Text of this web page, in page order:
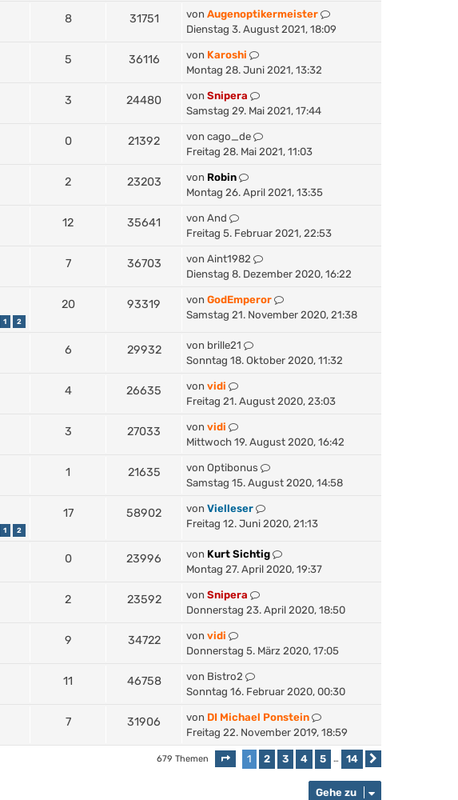
8 31751 von Augenoptikermeister
Dienstag 3. August 2021, 18:09
5 36116 von Karoshi
Montag 28. Juni 2021, 13:32
3 24480 von Snipera
Samstag 29. Mai 2021, 17:44
0 21392 von cago_de
Freitag 28. Mai 2021, 11:03
2 23203 von Robin
Montag 26. April 2021, 13:35
12 35641 von And
Freitag 5. Februar 2021, 22:53
7 36703 von Aint1982
Dienstag 8. Dezember 2020, 16:22
1 2
20 93319 von GodEmperor
Samstag 21. November 2020, 21:38
6 29932 von brille21
Sonntag 18. Oktober 2020, 11:32
4 26635 von vidi
Freitag 21. August 2020, 23:03
3 27033 von vidi
Mittwoch 19. August 2020, 16:42
1 21635 von Optibonus
Samstag 15. August 2020, 14:58
1 2
17 58902 von Vielleser
Freitag 12. Juni 2020, 21:13
0 23996 von Kurt Sichtig
Montag 27. April 2020, 19:37
2 23592 von Snipera
Donnerstag 23. April 2020, 18:50
9 34722 von vidi
Donnerstag 5. März 2020, 17:05
11 46758 von Bistro2
Sonntag 16. Februar 2020, 00:30
7 31906 von DI Michael Ponstein
Freitag 22. November 2019, 18:59
679 Themen Seite 1von 14
1 2 3 4 5 … 14
Gehe zu